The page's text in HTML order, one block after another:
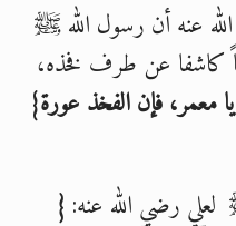
عنه أن رسول الله ﷺ
كاشفا عن طرف فخذه،
معمر، فإن الفخذ عورة}
رضي الله عنه: {